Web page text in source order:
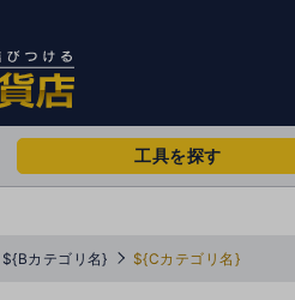
工具を探す
${Bカテゴリ名} ${Cカテゴリ名}